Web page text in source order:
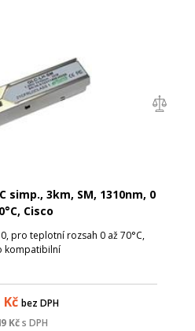
simp., 3km, SM, 1310nm, 0
Cisco
pro teplotní rozsah 0 až 70°C,
kompatibilní
Kč bez DPH
Kčs DPH